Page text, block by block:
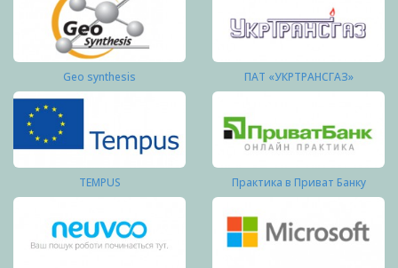
Geo synthesis ПАТ «УКРТРАНСГАЗ»
TEMPUS Практика в Приват Банку